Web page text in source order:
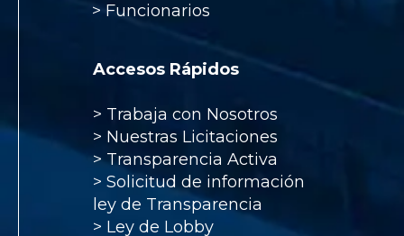
> Funcionarios
Accesos Rápidos
> Trabaja con Nosotros
> Nuestras Licitaciones
>Transparencia Activa
> Solicitud de información
ley de Transparencia
> Ley de Lobby